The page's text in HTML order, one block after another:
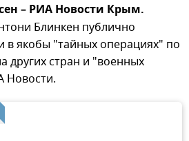
– РИА Новости Крым.
Блинкен публично
в якобы "тайных операциях" по
других стран и "военных
Новости.